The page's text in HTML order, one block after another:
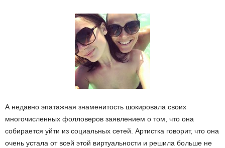
А недавно эпатажная знаменитость шокировала своих
многочисленных фолловеров заявлением о том, что она
собирается уйти из социальных сетей. Артистка говорит, что она
очень устала от всей этой виртуальности и решила больше не